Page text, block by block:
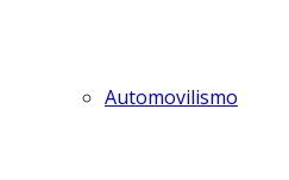
Automovilismo